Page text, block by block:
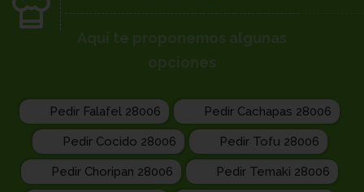
Pedir Falafel 28006 Pedir Cachapas 28006
Pedir Cocido 28006 Pedir Tofu 28006
Pedir Choripan 28006 Pedir Temaki 28006